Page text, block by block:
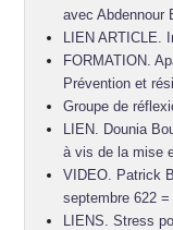
avec Abdennour
LIEN ARTICLE.
FORMATION.
Prévention et
Groupe de
LIEN. Dounia
à vis de la mise
VIDEO. Patrick
septembre 622 =
LIENS. Stress